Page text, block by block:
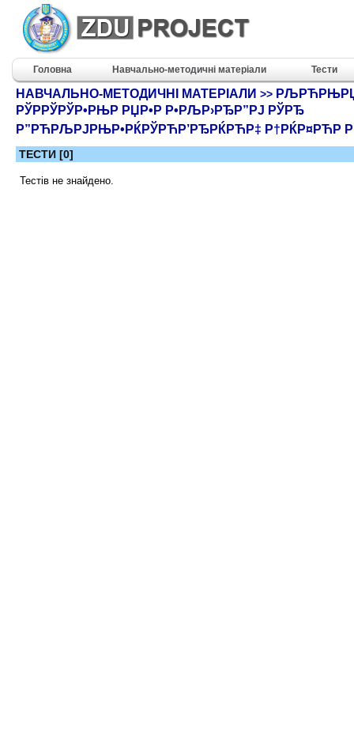
Головна Навчально-методичні матеріали Тести
НАВЧАЛЬНО-МЕТОДИЧНІ МАТЕРІАЛИ >>
РЎРРЎРЎР•РЊР РЏР•Р Р•РЉР›РЂР”РЈ РЎРЂ
Р”РЋРЉРЈРЊР•РЌРЎРЋР’РЂРЌРЋР‡ Р†РЌР¤РЋР
ТЕСТИ [0]
Тестів не знайдено.